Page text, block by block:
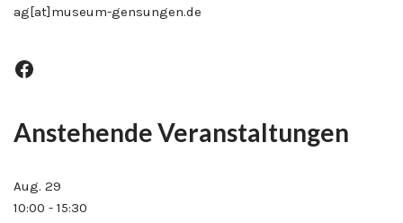
ag[at]museum-gensungen.de
Anstehende Veranstaltungen
Aug. 29
10:00 - 15:30